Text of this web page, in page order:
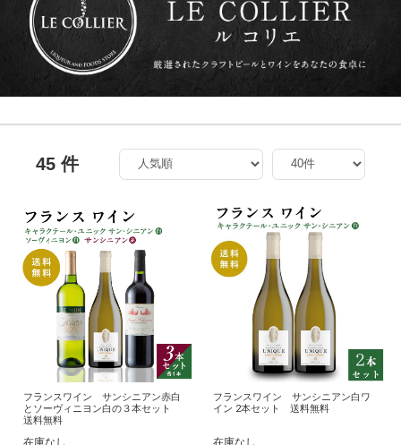
45 件
フランスワイン サンシニアン赤白
とソーヴィニヨン白の３本セット
送料無料
フランスワイン サンシニアン白ワ
イン 2本セット 送料無料